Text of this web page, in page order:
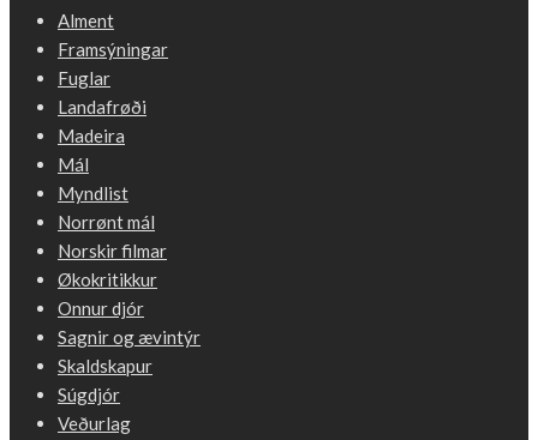
Alment
Framsýningar
Fuglar
Landafrøði
Madeira
Mál
Myndlist
Norrønt mál
Norskir filmar
Økokritikkur
Onnur djór
Sagnir og ævintýr
Skaldskapur
Súgdjór
Veðurlag